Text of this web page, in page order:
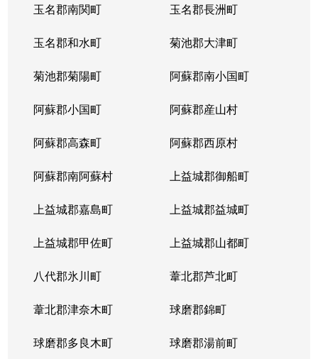
玉名郡南関町 玉名郡長洲町
玉名郡和水町 菊池郡大津町
菊池郡菊陽町 阿蘇郡南小国町
阿蘇郡小国町 阿蘇郡産山村
阿蘇郡高森町 阿蘇郡西原村
阿蘇郡南阿蘇村 上益城郡御船町
上益城郡嘉島町 上益城郡益城町
上益城郡甲佐町 上益城郡山都町
八代郡氷川町 葦北郡芦北町
葦北郡津奈木町 球磨郡錦町
球磨郡多良木町 球磨郡湯前町